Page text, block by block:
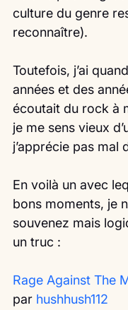
culture du genre
reconnaître).
Toutefois, j’ai
années et des
écoutait du rock à
je me sens vieux
j’apprécie pas mal
En voilà un avec
bons moments, je
souvenez mais
un truc :
Rage Against The
par hushhush112